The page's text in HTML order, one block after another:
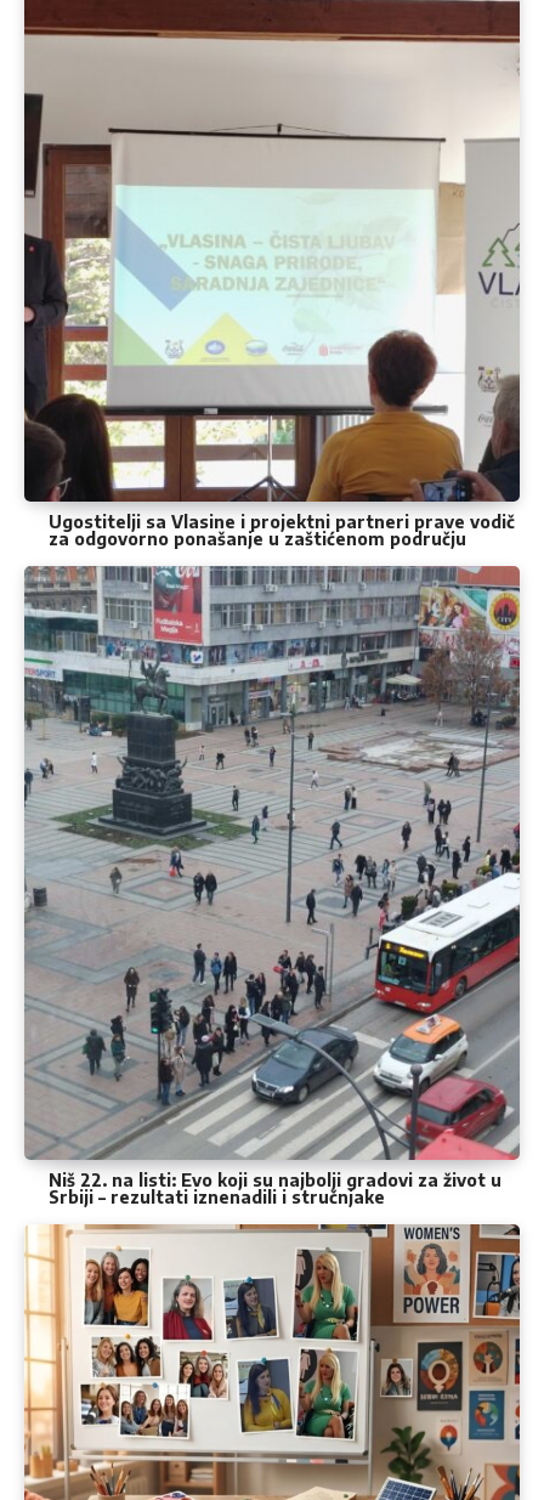
Ugostitelji sa Vlasine i projektni partneri prave vodič
za odgovorno ponašanje u zaštićenom području
Niš 22. na listi: Evo koji su najbolji gradovi za život u
Srbiji – rezultati iznenadili i stručnjake